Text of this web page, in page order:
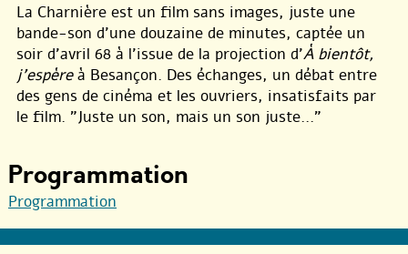
La Charnière est un film sans images, juste une
bande-son d’une douzaine de minutes, captée un
soir d’avril 68 à l’issue de la projection d’À bientôt,
j’espèreà Besançon. Des échanges, un débat entre
des gens de cinéma et les ouvriers, insatisfaits par
le film. ”Juste un son, mais un son juste...”
Programmation
Programmation